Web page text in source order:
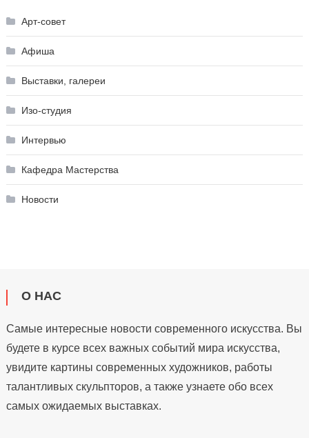
Арт-совет
Афиша
Выставки, галереи
Изо-студия
Интервью
Кафедра Мастерства
Новости
О НАС
Самые интересные новости современного искусства. Вы
будете в курсе всех важных событий мира искусства,
увидите картины современных художников, работы
талантливых скульпторов, а также узнаете обо всех
самых ожидаемых выставках.